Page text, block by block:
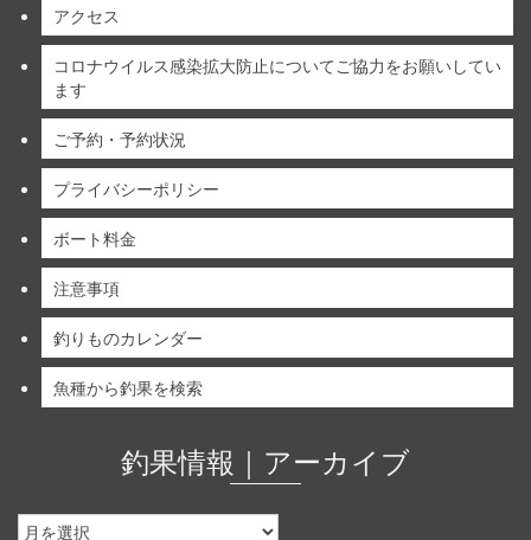
アクセス
コロナウイルス感染拡大防止についてご協力をお願いしてい
ます
ご予約・予約状況
プライバシーポリシー
ボート料金
注意事項
釣りものカレンダー
魚種から釣果を検索
釣果情報｜アーカイブ
釣